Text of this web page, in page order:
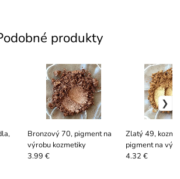
produkty
Bronzový 70, pigment na
výrobu kozmetiky
3.99 €
Zlatý 49,
pigment na
kozmetiky
4.32 €